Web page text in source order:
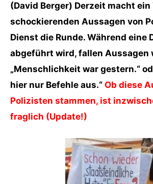
(David Berger) Derzeit macht
schockierenden Aussagen von
Dienst die Runde. Während eine
abgeführt wird, fallen Aussagen
„Menschlichkeit war gestern.“
hier nur Befehle aus.“ Ob diese
Polizisten stammen, ist
fraglich (Update!)